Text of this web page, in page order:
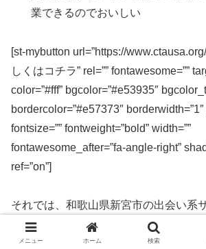
業できるのでおいしい
[st-mybutton url=”https://
しくはコチラ” rel=”” fontawesome=””
color=”#fff” bgcolor=”#e53935″
bordercolor=”#e57373″
fontsize=”” fontweight=”bold” width=””
fontawesome_after=”fa-angle-right”
ref=”on”]
それでは、和歌山県新宮市の出会い
プリを実際に使ってみた感想などを解
メニュー ホーム 検索